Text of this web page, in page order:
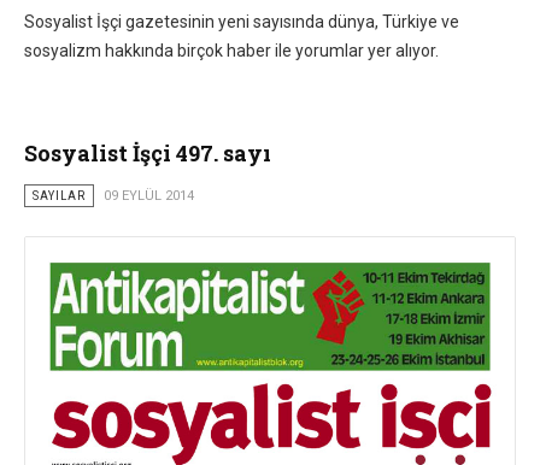
Sosyalist İşçi gazetesinin yeni sayısında dünya, Türkiye ve
sosyalizm hakkında birçok haber ile yorumlar yer alıyor.
Sosyalist İşçi 497. sayı
SAYILAR 09 EYLÜL 2014